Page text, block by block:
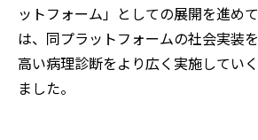
ットフォーム」としての展開を進め
は、同プラットフォームの社会実装
高い病理診断をより広く実施してい
ました。